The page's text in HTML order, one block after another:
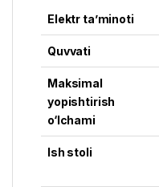
Elektr ta’minoti
Quvvati
Maksimal
yopishtirish
o‘lchami
Ish stoli